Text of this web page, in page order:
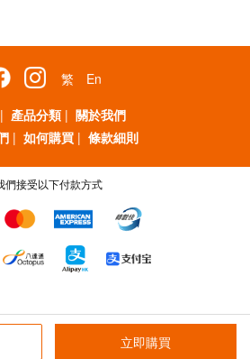
立即購買
繁
En
| 產品分類 | 關於我們
| 如何購買 | 條款細則
們接受以下付款方式